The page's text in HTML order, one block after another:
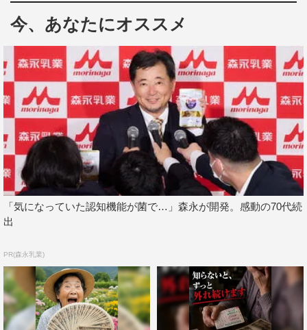
が、僕の家族と相手方の家族と一緒に旅行して、そこで式
を挙げるのもいいなって」と理想を語った。
2019年1月で結婚5年目になる松丸アナは「自分の結婚
式を思い出した。親族だけとか、親しい方たちのみの挙式
も多くて…できるならもう1回やり直したいって思いまし
た」と笑いながらも、「式を挙げられてない方たちや、ど
こで式をするか迷っている方たちにもぜひ見ていただい
て、『こういう式もアリなんだな』と思ってもらえたら」
と。
43歳・独身の徳井。「結婚したい気持ちはあるんですけ
るのが怖い、というのを小沢（一敬）君と話してて」と言
うと、松丸が「自分だけだったら、自分1人の人生しか歩
めないですけど、結婚すると相手の夢も一緒に追いながら
人生を歩めますが、どうでしょう？」と提案すると、「う
今、あなたにオススメ
「気になっていた認知機能が菌で…」森永が開発。感動の70代続
出
PR(森永乳業)